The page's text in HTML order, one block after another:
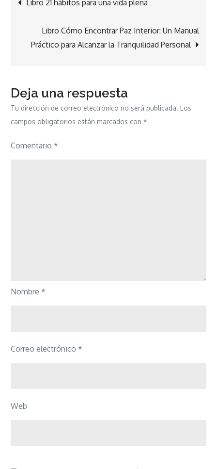
de
entradas
Libro 21 hábitos para una vida plena
Libro Cómo Encontrar Paz Interior: Un Manual
Práctico para Alcanzar la Tranquilidad Personal
Deja una respuesta
Tu dirección de correo electrónico no será publicada. Los
campos obligatorios están marcados con*
Comentario *
Nombre *
Correo electrónico *
Web